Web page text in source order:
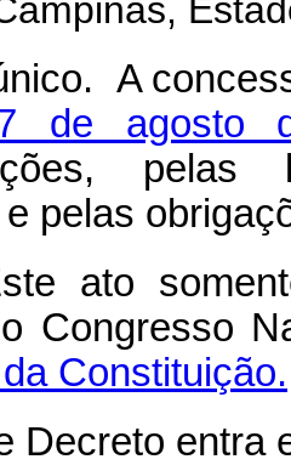
A
de agosto
pelas
ato
Congresso
Constituição.
Decreto entra